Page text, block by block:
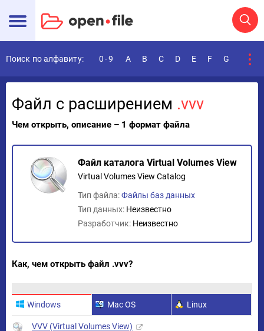
Поиск по алфавиту: 0-9 A B C D E F G
Файл с расширением .vvv
Чем открыть, описание – 1 формат файла
Файл каталога Virtual Volumes View
Virtual Volumes View Catalog
Тип файла:Файлы баз данных
Тип данных: Неизвестно
Разработчик: Неизвестно
Как, чем открыть файл .vvv?
Windows Mac OS Linux
VVV (Virtual Volumes View)